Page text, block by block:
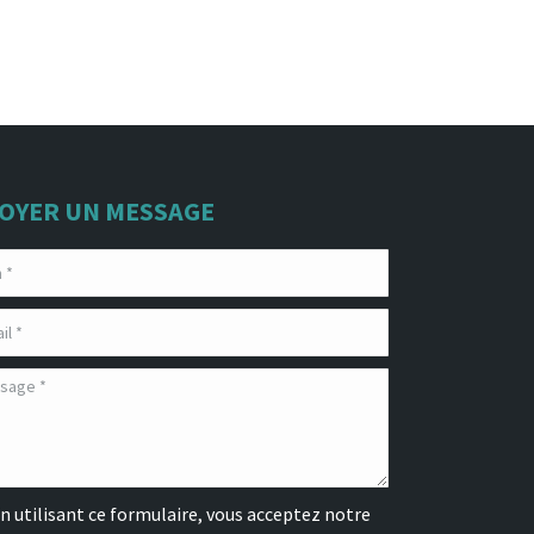
UN MESSAGE
utilisant ce formulaire, vous acceptez notre